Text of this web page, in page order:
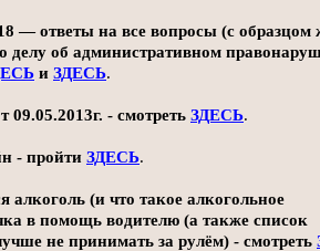
ответы на все вопросы (с образцом
делу об административном
и ЗДЕСЬ.
- смотреть ЗДЕСЬ.
- пройти ЗДЕСЬ.
алкоголь (и что такое алкогольное
в помощь водителю (а также список
не принимать за рулём) - смотреть